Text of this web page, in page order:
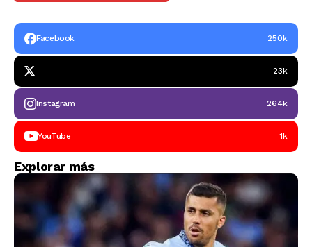
Facebook 250k
23k
Instagram 264k
YouTube 1k
Explorar más